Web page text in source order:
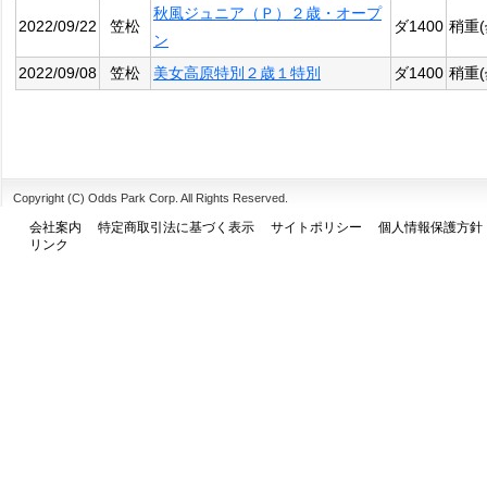
2022/09/22 笠松
秋風ジュニア（Ｐ）２歳・オープ
ン
ダ1400 稍重
2022/09/08 笠松 美女高原特別２歳１特別 ダ1400 稍重
Copyright (C) Odds Park Corp. All Rights Reserved.
会社案内 特定商取引法に基づく表示 サイトポリシー
個人情報保護方針
リンク